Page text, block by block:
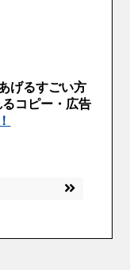
げるすごい方
コピー・広告